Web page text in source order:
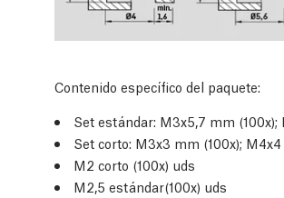
Contenido específico del paquete:
Set estándar: M3x5,7 mm
Set corto: M3x3 mm (100x);
M2 corto (100x) uds
M2,5 estándar(100x) uds